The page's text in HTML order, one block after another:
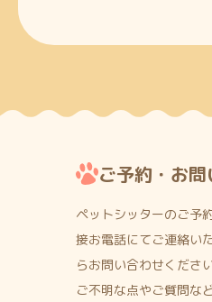
ご予約・お
ペットシッターのご予
接お電話にてご連絡い
らお問い合わせください
ご不明な点やご質問な